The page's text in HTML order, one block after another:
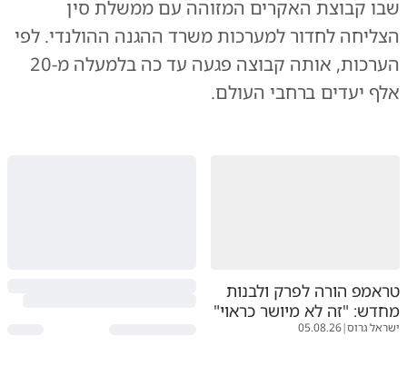
שבו קבוצת האקרים המזוהה עם ממשלת סין
הצליחה לחדור למערכות משרד ההגנה ההולנדי. לפי
הערכות, אותה קבוצה פגעה עד כה בלמעלה מ-20
אלף יעדים ברחבי העולם.
טראמפ הורה לפרק ולבנות
מחדש: "זה לא מיושר כראוי"
ישראל גרוס|
05.08.26